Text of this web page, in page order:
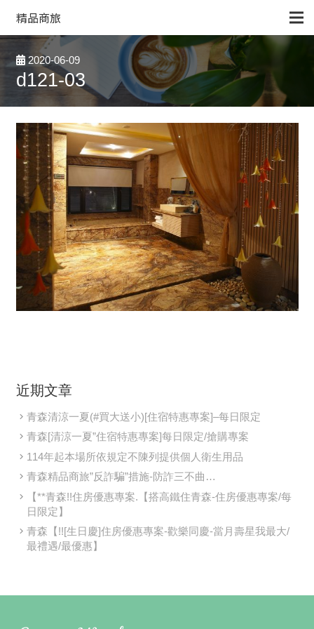
精品商旅
2020-06-09
d121-03
近期文章
青森清涼一夏(#買大送小)[住宿特惠專案]–每日限定
青森[清涼一夏”住宿特惠專案]每日限定/搶購專案
114年起本場所依規定不陳列提供個人衛生用品
青森精品商旅”反詐騙”措施-防詐三不曲…
【**青森!!住房優惠專案.【搭高鐵住青森-住房優惠專案/每
日限定】
青森【!![生日慶]住房優惠專案-歡樂同慶-當月壽星我最大/
最禮遇/最優惠】